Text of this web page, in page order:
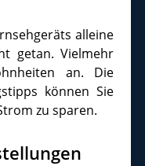
alleine
getan. Vielmehr
an. Die
können Sie
zu sparen.